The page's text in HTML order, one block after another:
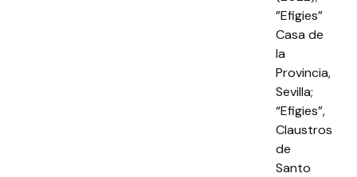
”Efigies”
Casa de
la
Provincia,
Sevilla;
“Efigies”,
Claustros
de
Santo